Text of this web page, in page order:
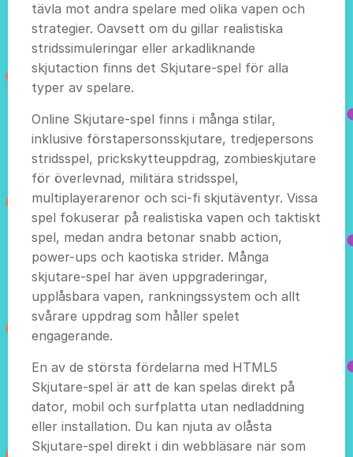
tävla mot andra spelare med olika vapen och
strategier. Oavsett om du gillar realistiska
stridssimuleringar eller arkadliknande
skjutaction finns det Skjutare-spel för alla
typer av spelare.
Online Skjutare-spel finns i många stilar,
inklusive förstapersonsskjutare, tredjepersons
stridsspel, prickskytteuppdrag, zombieskjutare
för överlevnad, militära stridsspel,
multiplayerarenor och sci-fi skjutäventyr. Vissa
spel fokuserar på realistiska vapen och taktiskt
spel, medan andra betonar snabb action,
power-ups och kaotiska strider. Många
skjutare-spel har även uppgraderingar,
upplåsbara vapen, rankningssystem och allt
svårare uppdrag som håller spelet
engagerande.
En av de största fördelarna med HTML5
Skjutare-spel är att de kan spelas direkt på
dator, mobil och surfplatta utan nedladdning
eller installation. Du kan njuta av olåsta
Skjutare-spel direkt i din webbläsare när som